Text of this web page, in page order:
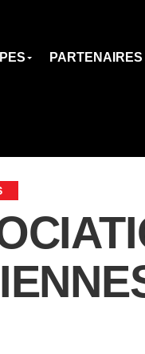
PARTENAIRES